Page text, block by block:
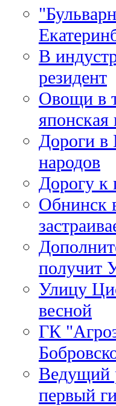
В
резидент
Овощи в
японская
Дороги в
народов
Дорогу к
Обнинск
получит
Улицу
весной
ГК
Ведущий
первый